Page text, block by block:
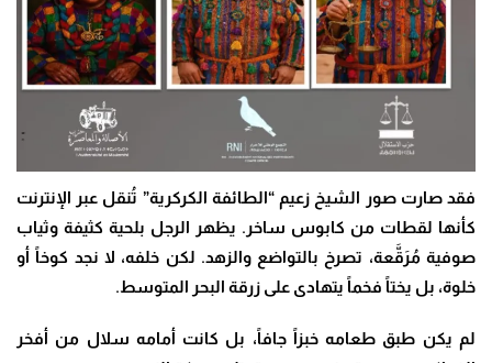
فقد صارت صور الشيخ زعيم “الطائفة الكركرية” تُنقل عبر الإنترنت
كأنها لقطات من كابوس ساخر. يظهر الرجل بلحية كثيفة وثياب
صوفية مُرَقَّعة، تصرخ بالتواضع والزهد. لكن خلفه، لا نجد كوخاً أو
خلوة، بل يختاً فخماً يتهادى على زرقة البحر المتوسط.
لم يكن طبق طعامه خبزاً جافاً، بل كانت أمامه سلال من أفخر